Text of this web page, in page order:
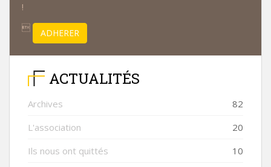
!

ADHERER
ACTUALITÉS
Archives
82
L'association
20
Ils nous ont quittés
10